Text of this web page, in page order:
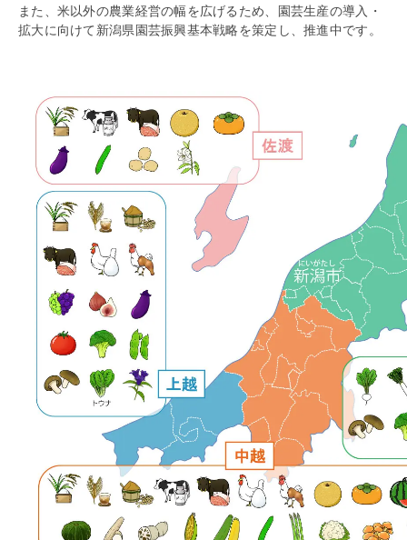
また、米以外の農業経営の幅を広げるため、園芸生産の導入・
拡大に向けて新潟県園芸振興基本戦略を策定し、推進中です。